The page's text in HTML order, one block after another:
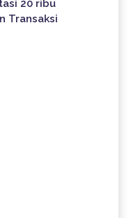
20 ribu
Transaksi